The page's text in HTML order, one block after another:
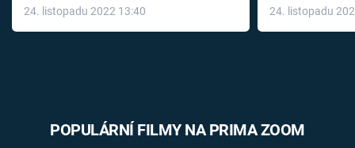
24. listopadu 2022 13:40
léky
24. listopadu
POPULÁRNÍ FILMY NA PRIMA ZOOM